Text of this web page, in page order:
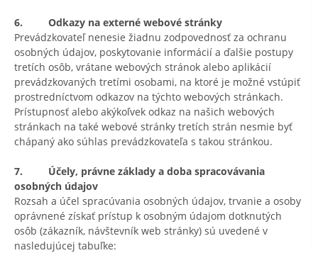
6. Odkazy na externé webové stránky
Prevádzkovateľ nenesie žiadnu zodpovednosť za ochranu
osobných údajov, poskytovanie informácií a ďalšie postupy
tretích osôb, vrátane webových stránok alebo aplikácií
prevádzkovaných tretími osobami, na ktoré je možné vstúpiť
prostredníctvom odkazov na týchto webových stránkach.
Prístupnosť alebo akýkoľvek odkaz na našich webových
stránkach na také webové stránky tretích strán nesmie byť
chápaný ako súhlas prevádzkovateľa s takou stránkou.
7. Účely, právne základy a doba spracovávania
osobných údajov
Rozsah a účel spracúvania osobných údajov, trvanie a osoby
oprávnené získať prístup k osobným údajom dotknutých
osôb (zákazník, návštevník web stránky) sú uvedené v
nasledujúcej tabuľke: